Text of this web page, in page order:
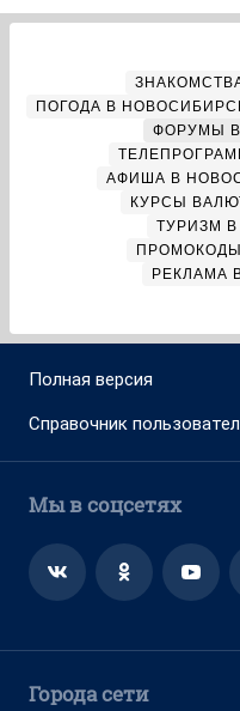
ПОГОДА В
ФОРУМЫ
АФИША В
КУРСЫ
ТУРИЗМ
РЕКЛАМА
Полная версия
Справочник
Мы в соцсетях
Города сети